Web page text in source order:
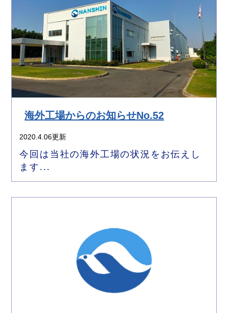
海外工場からのお知らせNo.52
2020.4.06更新
今回は当社の海外工場の状況をお伝えし
ます...